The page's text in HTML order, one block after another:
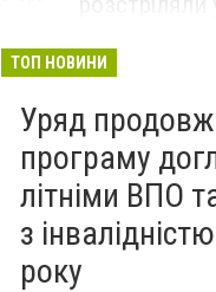
ТОП НОВИНИ
Уряд
програму
літніми ВПО
з
року